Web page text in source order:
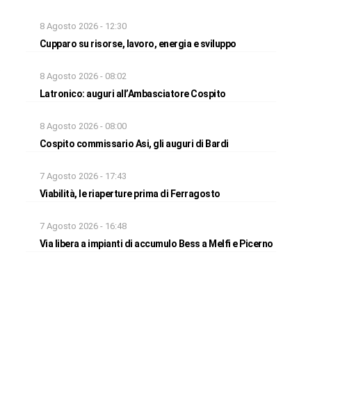
8 Agosto 2026 - 12:30
Cupparo su risorse, lavoro, energia e sviluppo
8 Agosto 2026 - 08:02
Latronico: auguri all’Ambasciatore Cospito
8 Agosto 2026 - 08:00
Cospito commissario Asi, gli auguri di Bardi
7 Agosto 2026 - 17:43
Viabilità, le riaperture prima di Ferragosto
7 Agosto 2026 - 16:48
Via libera a impianti di accumulo Bess a Melfi e Picerno